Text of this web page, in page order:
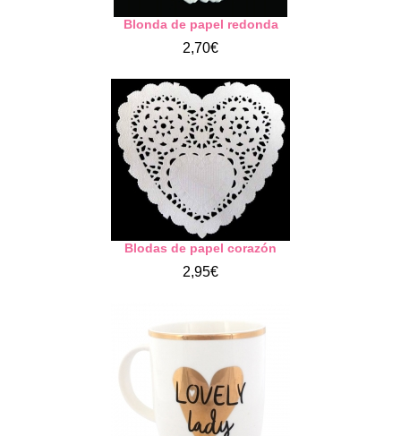
Blonda de papel redonda
2,70€
Blodas de papel corazón
2,95€